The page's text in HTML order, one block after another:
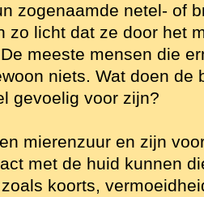
zogenaamde netel- of
zo licht dat ze door het
meeste mensen die
niets. Wat doen de
gevoelig voor zijn?
mierenzuur en zijn
met de huid kunnen
koorts,